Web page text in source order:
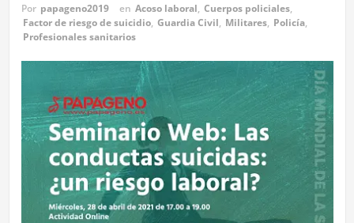
Por papageno2019 en Acoso laboral, Cuerpos policiales,
Factor de riesgo de suicidio, Guardia Civil, Militares, Policía,
Profesionales sanitarios